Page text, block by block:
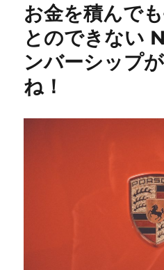
お金を積んで
とのできない
ンバーシップ
ね！